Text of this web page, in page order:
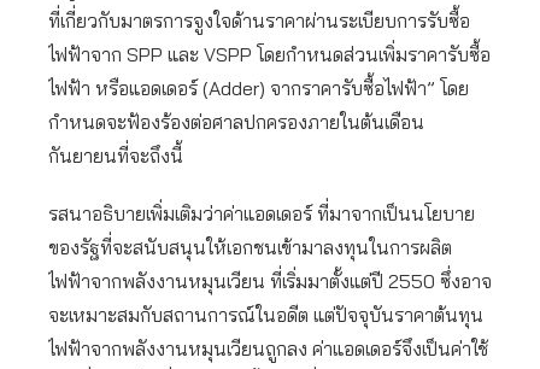
ที่เกี่ยวกับมาตรการจูงใจด้านราคาผ่านระเบียบการรับซื้อ
ไฟฟ้าจาก SPP และ VSPP โดยกำหนดส่วนเพิ่มราคารับซื้อ
ไฟฟ้า หรือแอดเดอร์ (Adder) จากราคารับซื้อไฟฟ้า” โดย
กำหนดจะฟ้องร้องต่อศาลปกครองภายในต้นเดือน
กันยายนที่จะถึงนี้
รสนาอธิบายเพิ่มเติมว่าค่าแอดเดอร์ ที่มาจากเป็นนโยบาย
ของรัฐที่จะสนับสนุนให้เอกชนเข้ามาลงทุนในการผลิต
ไฟฟ้าจากพลังงานหมุนเวียน ที่เริ่มมาตั้งแต่ปี 2550 ซึ่งอาจ
จะเหมาะสมกับสถานการณ์ในอดีต แต่ปัจจุบันราคาต้นทุน
ไฟฟ้าจากพลังงานหมุนเวียนถูกลง ค่าแอดเดอร์จึงเป็นค่าใช้